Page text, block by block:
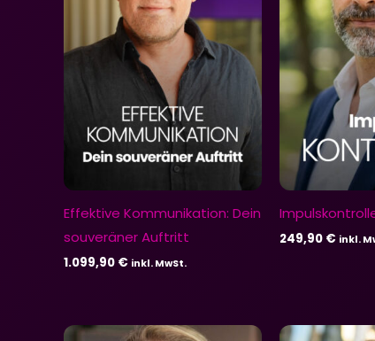
Effektive Kommunikation: Dein
souveräner Auftritt
1.099,90 € inkl. MwSt.
249,90 € inkl.